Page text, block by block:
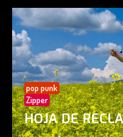
pop punk
Zipper
HOJA DE